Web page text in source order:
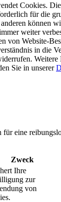
Cookies.
für die
können
weiter
von Website-
in die
Sie in unserer
für eine
Zweck
Ihre
zur
von